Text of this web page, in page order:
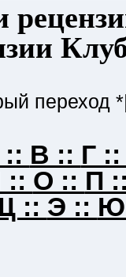
переход
В :: Г
:: О :: П
:: Э ::